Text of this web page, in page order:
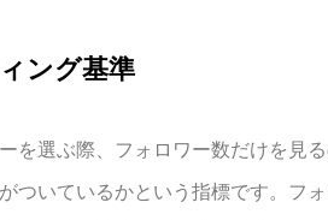
ング基準
を選ぶ際、フォロワー数だけを
ついているかという指標です。フ